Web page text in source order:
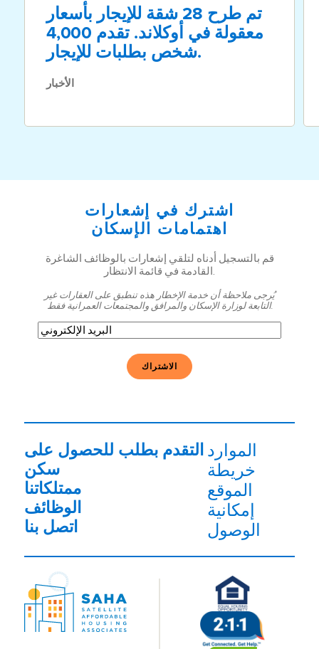
تم طرح 28 شقة للإيجار بأسعار
معقولة في أوكلاند. تقدم 4,000
شخص بطلبات للإيجار.
الأخبار
اشترك في إشعارات
اهتمامات الإسكان
قم بالتسجيل أدناه لتلقي إشعارات بالوظائف الشاغرة
القادمة في قائمة الانتظار.
يُرجى ملاحظة أن خدمة الإخطار هذه تنطبق على العقارات غير
التابعة لوزارة الإسكان والمرافق والمجتمعات العمرانية فقط.
البريد
الإلكتروني(مطلوب)
التقدم بطلب للحصول على
سكن
ممتلكاتنا
الوظائف
اتصل بنا
الموارد
خريطة
الموقع
إمكانية
الوصول